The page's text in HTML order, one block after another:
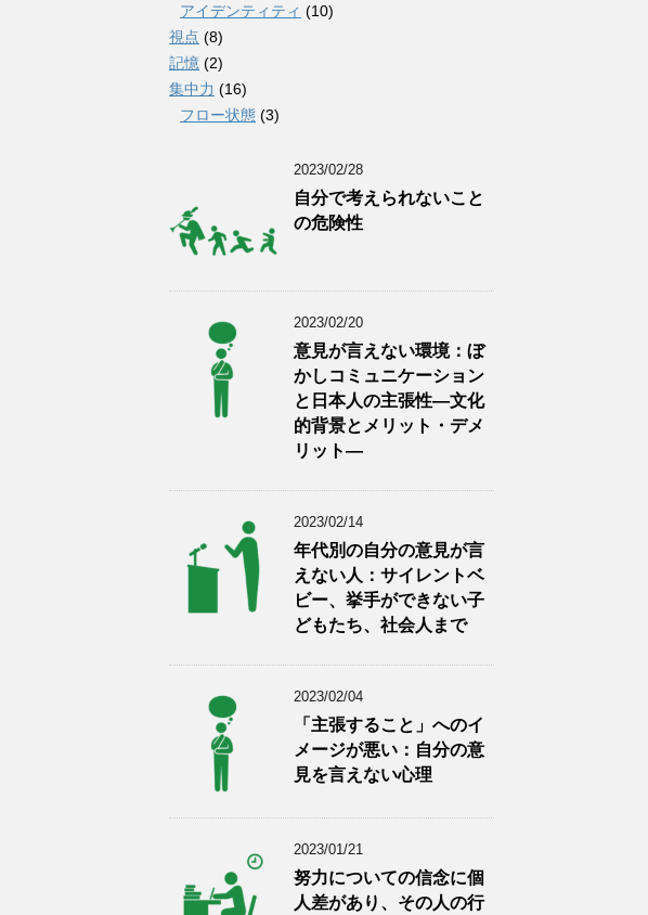
アイデンティティ (10)
視点 (8)
記憶 (2)
集中力 (16)
フロー状態 (3)
2023/02/28
自分で考えられないこと
の危険性
2023/02/20
意見が言えない環境：ぼ
かしコミュニケーション
と日本人の主張性―文化
的背景とメリット・デメ
リット―
2023/02/14
年代別の自分の意見が言
えない人：サイレントベ
ビー、挙手ができない子
どもたち、社会人まで
2023/02/04
「主張すること」へのイ
メージが悪い：自分の意
見を言えない心理
2023/01/21
努力についての信念に個
人差があり、その人の行